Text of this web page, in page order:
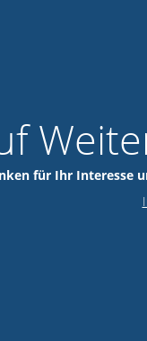
für Ihr Interesse